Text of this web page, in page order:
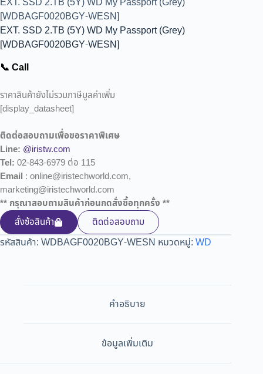
[WDBAGF0020BGY-WESN]
EXT. SSD 2.TB (5Y) WD My Passport (Grey)
[WDBAGF0020BGY-WESN]
📞 Call
ราคาสินค้ายังไม่รวมภาษีมูลค่าเพิ่ม
[display_datasheet]
ติดต่อสอบถามเพื่อขอราคาพิเศษ
Line: @iristw.com
Tel: 02-843-6979 ต่อ 115
Email : online@iristechworld.com,
marketing@iristechworld.com
** กรุณาสอบถามสินค้าก่อนกดสั่งซื้อทุกครั้ง **
สั่งซ้อสินค้า
ติดต่อสอบถาม
รหัสสินค้า: WDBAGF0020BGY-WESN หมวดหมู่: WD
คำอธิบาย
ข้อมูลเพิ่มเติม